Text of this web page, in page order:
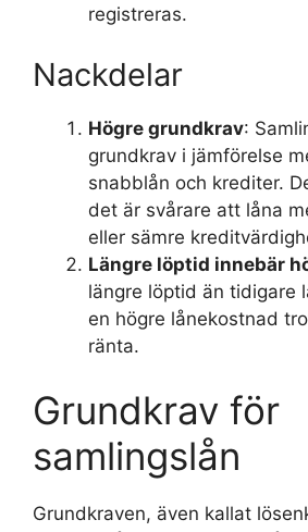
registreras.
Nackdelar
Högre grundkrav:
grundkrav i jämförelse
snabblån och krediter.
det är svårare att låna
eller sämre
Längre löptid innebär
längre löptid än tidigare
en högre lånekostnad
ränta.
Grundkrav för
samlingslån
Grundkraven, även kallat